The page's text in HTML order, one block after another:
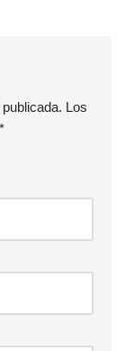
Los
*